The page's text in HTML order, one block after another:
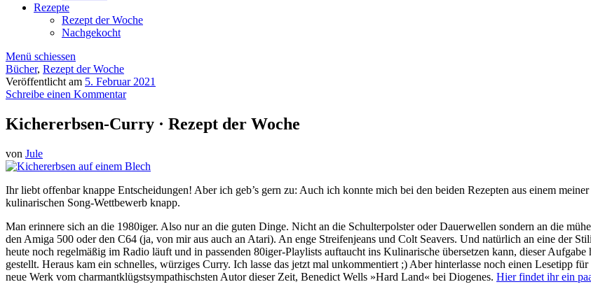
Rezepte
Rezept der Woche
Nachgekocht
Menü schiessen
Bücher, Rezept der Woche
Veröffentlicht am 5. Februar 2021
Schreibe einen Kommentar
Kichererbsen-Curry · Rezept der Woche
von Jule
Ihr liebt offenbar knappe Entscheidungen! Aber ich geb’s gern zu: Auch ich konnte mich bei den beiden Rezepten aus einem
kulinarischen Song-Wettbewerb knapp.
Man erinnere sich an die 1980iger. Also nur an die guten Dinge. Nicht an die Schulterpolster oder Dauerwellen sondern an die
den Amiga 500 oder den C64 (ja, von mir aus auch an Atari). An enge Streifenjeans und Colt Seavers. Und natürlich an eine der
heute noch regelmäßig im Radio läuft und in passenden 80iger-Playlists auftaucht ins Kulinarische übersetzen kann, dieser
gestellt. Heraus kam ein schnelles, würziges Curry. Ich lasse das jetzt mal unkommentiert ;) Aber hinterlasse noch einen Lesetipp
neue Werk vom charmantklügstsympathischsten Autor dieser Zeit, Benedict Wells »Hard Land« bei Diogenes. Hier findet ihr ein